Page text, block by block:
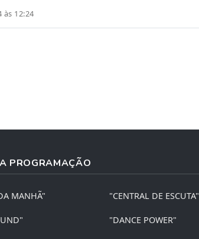
às 12:24
PROGRAMAÇÃO
MANHÃ" "CENTRAL DE ESCUTA"
"DANCE POWER"